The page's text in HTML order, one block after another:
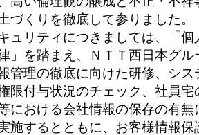
づくりを徹底して参りました。
ュリティにつきましては、「個
」を踏まえ、ＮＴＴ西日本グル
管理の徹底に向けた研修、シス
限付与状況のチェック、社員宅
における会社情報の保存の有
施するとともに、お客様情報保